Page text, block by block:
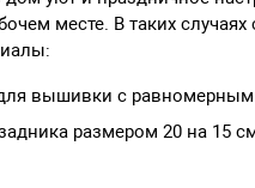
месте. В таких
вышивки с
размером 20 на 15